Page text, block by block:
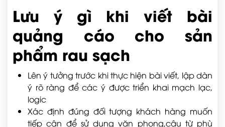
Lưu ý gì khi viết bài
quảng cáo cho sản
phẩm rau sạch
Lên ý tưởng trước khi thực hiện bài viết, lập dàn
ý rõ ràng để các ý được triển khai mạch lạc,
logic
Xác định đúng đối tượng khách hàng muốn
tiếp cận để sử dụng văn phong,câu từ phù